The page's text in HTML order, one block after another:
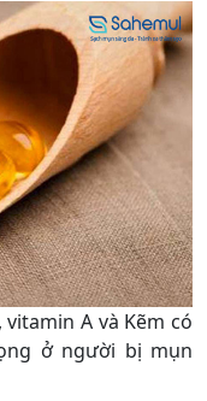
A và Kẽm có
ở người bị mụn